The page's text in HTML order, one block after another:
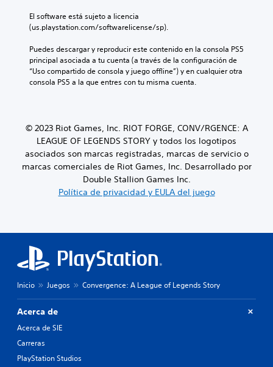
El software está sujeto a licencia
(us.playstation.com/softwarelicense/sp).
Puedes descargar y reproducir este contenido en la consola PS5
principal asociada a tu cuenta (a través de la configuración de
“Uso compartido de consola y juego offline”) y en cualquier otra
consola PS5 a la que entres con tu misma cuenta.
© 2023 Riot Games, Inc. RIOT FORGE, CONV/RGENCE: A
LEAGUE OF LEGENDS STORY y todos los logotipos
asociados son marcas registradas, marcas de servicio o
marcas comerciales de Riot Games, Inc. Desarrollado por
Double Stallion Games Inc.
Política de privacidad y EULA del juego
Inicio Juegos Convergence: A League of Legends Story
Acerca de
Acerca de SIE
Carreras
PlayStation Studios